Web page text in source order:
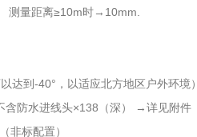
量距离≥10m时→10mm.
到-40°，以适应北方地区户外环境）
防水进线头×138（深） →详见附件
非标配置）